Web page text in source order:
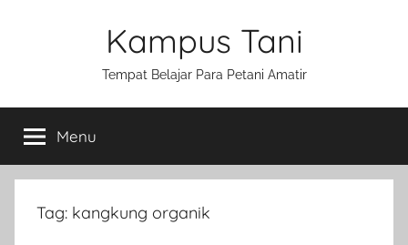
Kampus Tani
Tempat Belajar Para Petani Amatir
Menu
Tag: kangkung organik